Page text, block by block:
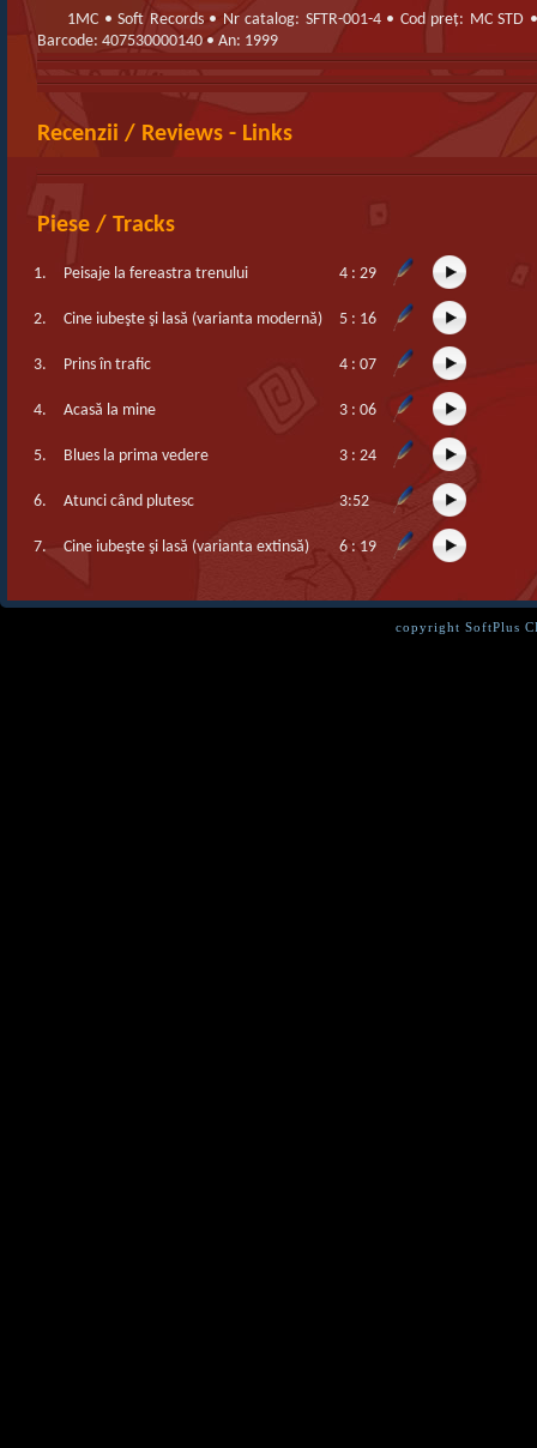
1MC • Soft Records • Nr catalog: SFTR-001-4 • Cod preț: MC STD •
Barcode: 407530000140 • An: 1999
Recenzii / Reviews - Links
Piese / Tracks
1. Peisaje la fereastra trenului 4 : 29
2. Cine iubeşte şi lasă (varianta modernă) 5 : 16
3. Prins în trafic 4 : 07
4. Acasă la mine 3 : 06
5. Blues la prima vedere 3 : 24
6. Atunci când plutesc 3:52
7. Cine iubeşte şi lasă (varianta extinsă) 6 : 19
copyright SoftPlus